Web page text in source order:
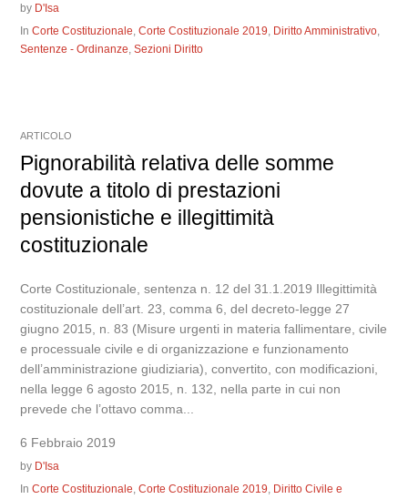
by D'Isa
InCorte Costituzionale,Corte Costituzionale 2019, Diritto Amministrativo,
Sentenze - Ordinanze,Sezioni Diritto
ARTICOLO
Pignorabilità relativa delle somme
dovute a titolo di prestazioni
pensionistiche e illegittimità
costituzionale
Corte Costituzionale, sentenza n. 12 del 31.1.2019 Illegittimità
costituzionale dell’art. 23, comma 6, del decreto-legge 27
giugno 2015, n. 83 (Misure urgenti in materia fallimentare, civile
e processuale civile e di organizzazione e funzionamento
dell’amministrazione giudiziaria), convertito, con modificazioni,
nella legge 6 agosto 2015, n. 132, nella parte in cui non
prevede che l’ottavo comma...
6 Febbraio 2019
by D'Isa
InCorte Costituzionale,Corte Costituzionale 2019, Diritto Civile e